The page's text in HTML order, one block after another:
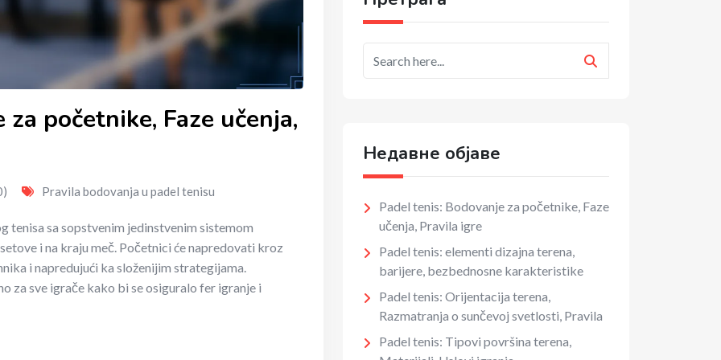
početnike, Faze učenja,
Pravila bodovanja u padel tenisu
tenisa sa sopstvenim jedinstvenim sistemom
i na kraju meč. Početnici će napredovati kroz
i napredujući ka složenijim strategijama.
za sve igrače kako bi se osiguralo fer igranje i
Недавне објаве
Padel tenis: Bodovanje za početnike, Faze
učenja, Pravila igre
Padel tenis: elementi dizajna terena,
barijere, bezbednosne karakteristike
Padel tenis: Orijentacija terena,
Razmatranja o sunčevoj svetlosti, Pravila
Padel tenis: Tipovi površina terena,